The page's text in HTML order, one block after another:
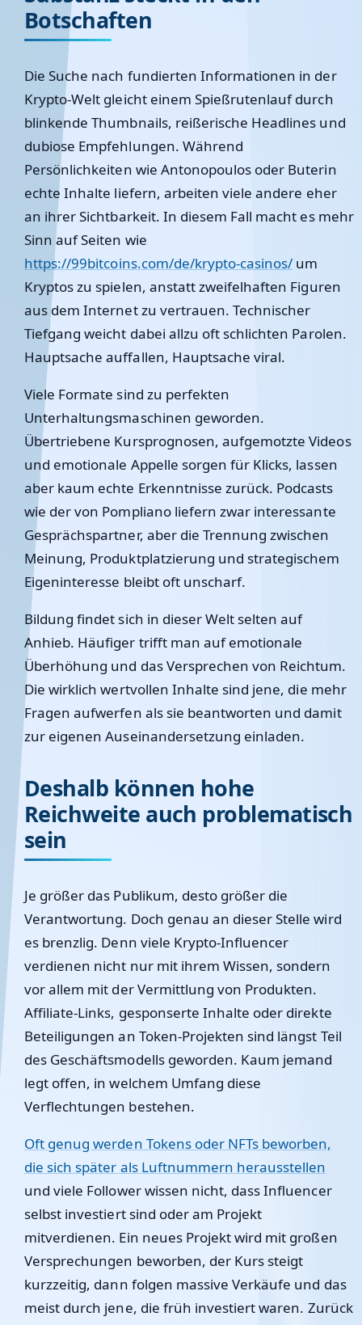
Botschaften
Die Suche nach fundierten Informationen in der
Krypto-Welt gleicht einem Spießrutenlauf durch
blinkende Thumbnails, reißerische Headlines und
dubiose Empfehlungen. Während
Persönlichkeiten wie Antonopoulos oder Buterin
echte Inhalte liefern, arbeiten viele andere eher
an ihrer Sichtbarkeit. In diesem Fall macht es mehr
Sinn auf Seiten wie
https://99bitcoins.com/de/krypto-casinos/ um
Kryptos zu spielen, anstatt zweifelhaften Figuren
aus dem Internet zu vertrauen. Technischer
Tiefgang weicht dabei allzu oft schlichten Parolen.
Hauptsache auffallen, Hauptsache viral.
Viele Formate sind zu perfekten
Unterhaltungsmaschinen geworden.
Übertriebene Kursprognosen, aufgemotzte Videos
und emotionale Appelle sorgen für Klicks, lassen
aber kaum echte Erkenntnisse zurück. Podcasts
wie der von Pompliano liefern zwar interessante
Gesprächspartner, aber die Trennung zwischen
Meinung, Produktplatzierung und strategischem
Eigeninteresse bleibt oft unscharf.
Bildung findet sich in dieser Welt selten auf
Anhieb. Häufiger trifft man auf emotionale
Überhöhung und das Versprechen von Reichtum.
Die wirklich wertvollen Inhalte sind jene, die mehr
Fragen aufwerfen als sie beantworten und damit
zur eigenen Auseinandersetzung einladen.
Deshalb können hohe
Reichweite auch problematisch
sein
Je größer das Publikum, desto größer die
Verantwortung. Doch genau an dieser Stelle wird
es brenzlig. Denn viele Krypto-Influencer
verdienen nicht nur mit ihrem Wissen, sondern
vor allem mit der Vermittlung von Produkten.
Affiliate-Links, gesponserte Inhalte oder direkte
Beteiligungen an Token-Projekten sind längst Teil
des Geschäftsmodells geworden. Kaum jemand
legt offen, in welchem Umfang diese
Verflechtungen bestehen.
Oft genug werden Tokens oder NFTs beworben,
die sich später als Luftnummern herausstellen
und viele Follower wissen nicht, dass Influencer
selbst investiert sind oder am Projekt
mitverdienen. Ein neues Projekt wird mit großen
Versprechungen beworben, der Kurs steigt
kurzzeitig, dann folgen massive Verkäufe und das
meist durch jene, die früh investiert waren. Zurück